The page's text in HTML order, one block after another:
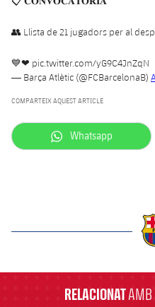
👥 Llista de 21 jugadors per al
💙❤ pic.twitter.com/yG9C4JnZqN
— Barça Atlètic (@FCBarcelonaB)
COMPARTEIX AQUEST ARTICLE
label.aria.whatsapp
Whatsapp
RELACIONATAMB